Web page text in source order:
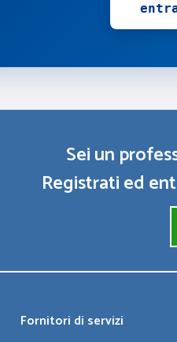
Sei un
Registrati ed
Fornitori di servizi